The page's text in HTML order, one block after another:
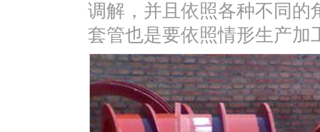
调解，并且依照各种不同的
套管也是要依照情形生产加